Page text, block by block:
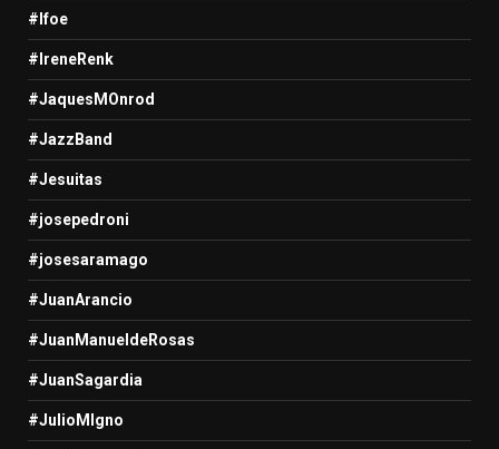
#Ifoe
#IreneRenk
#JaquesMOnrod
#JazzBand
#Jesuitas
#josepedroni
#josesaramago
#JuanArancio
#JuanManueldeRosas
#JuanSagardia
#JulioMIgno